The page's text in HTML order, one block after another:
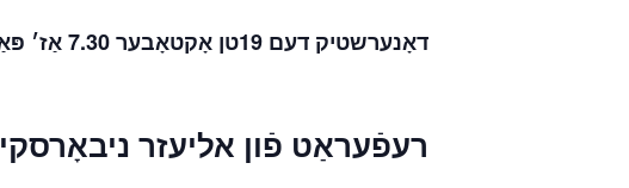
דאָנערשטיק דעם 19טן אָקטאָבער 7.30 אַז׳ פּאַריזער צײַט
רעפֿעראַט פֿון אליעזר ניבאָרסקי